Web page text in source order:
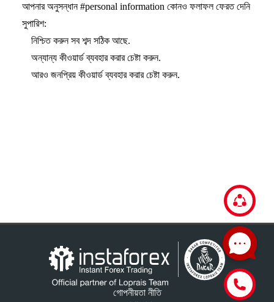
আপনার অনুসন্ধান#personal information কোনও ফলাফল ফেরত দেনি
সুপারিশ:
নিশ্চিত করুন সব শব্দ সঠিক আছে.
অন্যান্য কীওয়ার্ড ব্যবহার করার চেষ্টা করুন.
আরও জনপ্রিয় কীওয়ার্ড ব্যবহার করার চেষ্টা করুন.
গোপনীয়তা নীতি